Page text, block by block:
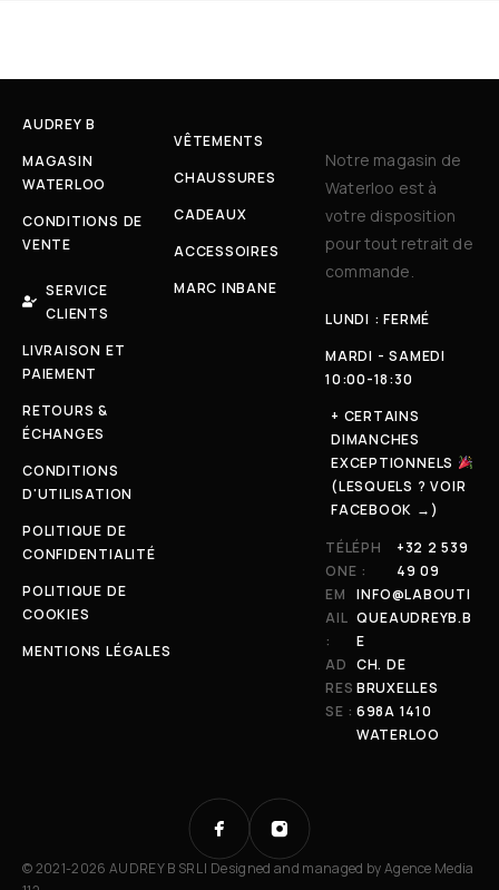
AUDREY B
MAGASIN
WATERLOO
CONDITIONS DE
VENTE
SERVICE
CLIENTS
LIVRAISON ET
PAIEMENT
RETOURS &
ÉCHANGES
CONDITIONS
D'UTILISATION
POLITIQUE DE
CONFIDENTIALITÉ
POLITIQUE DE
COOKIES
MENTIONS LÉGALES
VÊTEMENTS
CHAUSSURES
CADEAUX
ACCESSOIRES
MARC INBANE
Notre magasin de
Waterloo est à
votre disposition
pour tout retrait de
commande.
LUNDI : FERMÉ
MARDI - SAMEDI
10:00-18:30
+ CERTAINS
DIMANCHES
EXCEPTIONNELS
(LESQUELS ? VOIR
FACEBOOK →)
TÉLÉPH
ONE :
+32 2 539
49 09
EM
AIL
:
INFO@LABOUTI
QUEAUDREYB.B
E
AD
RES
SE :
CH. DE
BRUXELLES
698A 1410
WATERLOO
© 2021-2026 AUDREY B SRL | Designed and managed byAgence Media